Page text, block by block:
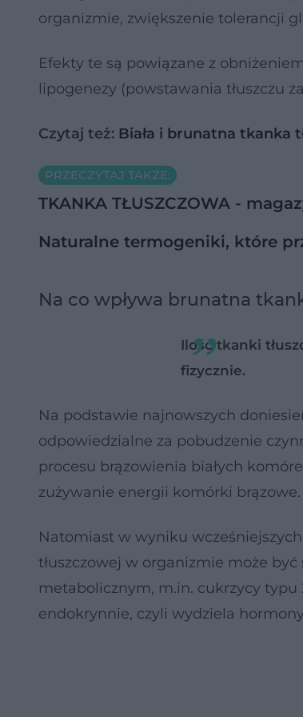
organizmie, zwiększenie tolerancji
Efekty te są powiązane z
lipogenezy (powstawania tłuszczu
Czytaj też: Biała i brunatna tkanka
PRZECZYTAJ TAKŻE:
TKANKA TŁUSZCZOWA -
Naturalne termogeniki, które
Na co wpływa brunatna
Ilość tkanki
fizycznie.
Na podstawie najnowszych
odpowiedzialne za pobudzenie
procesu brązowienia białych
zużywanie energii komórki brązowe.
Natomiast w wyniku
tłuszczowej w organizmie może
metabolicznym, m.in. cukrzycy
endokrynnie, czyli wydziela